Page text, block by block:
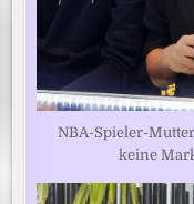
NBA-Spieler-
keine